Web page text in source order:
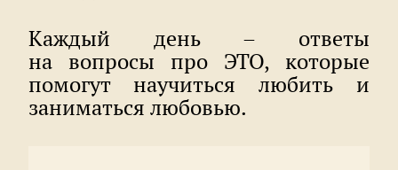
Каждый день – ответы
на вопросы про ЭТО, которые
помогут научиться любить и
заниматься любовью.